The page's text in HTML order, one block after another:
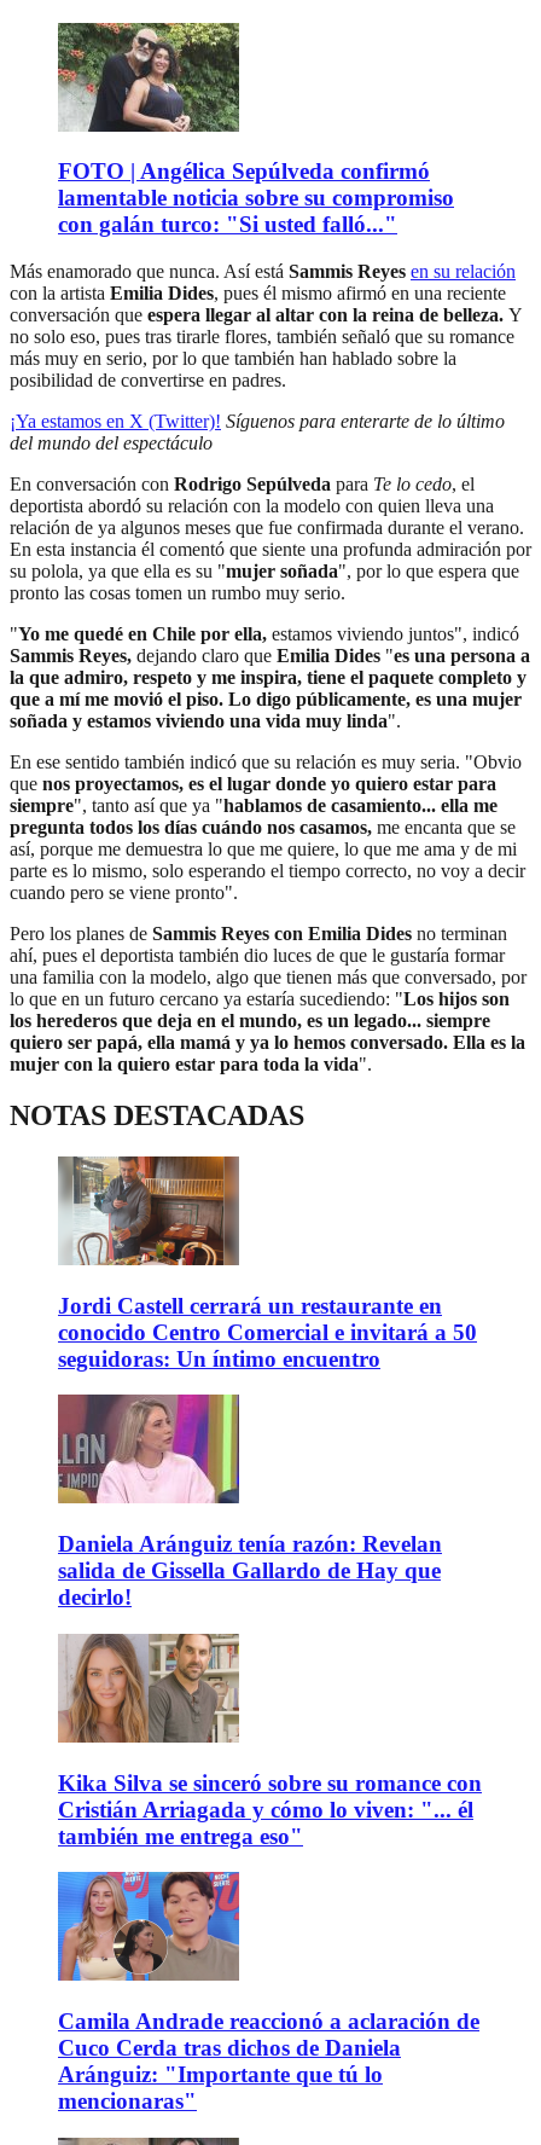
FOTO | Angélica Sepúlveda confirmó
lamentable noticia sobre su compromiso
con galán turco: "Si usted falló..."
Más enamorado que nunca. Así está Sammis Reyes en su relación
con la artista Emilia Dides, pues él mismo afirmó en una reciente
conversación que espera llegar al altar con la reina de belleza. Y
no solo eso, pues tras tirarle flores, también señaló que su romance
más muy en serio, por lo que también han hablado sobre la
posibilidad de convertirse en padres.
¡Ya estamos en X (Twitter)! Síguenos para enterarte de lo último
del mundo del espectáculo
En conversación con Rodrigo Sepúlveda para Te lo cedo, el
deportista abordó su relación con la modelo con quien lleva una
relación de ya algunos meses que fue confirmada durante el verano.
En esta instancia él comentó que siente una profunda admiración por
su polola, ya que ella es su "mujer soñada", por lo que espera que
pronto las cosas tomen un rumbo muy serio.
"Yo me quedé en Chile por ella, estamos viviendo juntos", indicó
Sammis Reyes, dejando claro que Emilia Dides "es una persona a
la que admiro, respeto y me inspira, tiene el paquete completo y
que a mí me movió el piso. Lo digo públicamente, es una mujer
soñada y estamos viviendo una vida muy linda".
En ese sentido también indicó que su relación es muy seria. "Obvio
que nos proyectamos, es el lugar donde yo quiero estar para
siempre", tanto así que ya "hablamos de casamiento... ella me
pregunta todos los días cuándo nos casamos, me encanta que se
así, porque me demuestra lo que me quiere, lo que me ama y de mi
parte es lo mismo, solo esperando el tiempo correcto, no voy a decir
cuando pero se viene pronto".
Pero los planes de Sammis Reyes con Emilia Dides no terminan
ahí, pues el deportista también dio luces de que le gustaría formar
una familia con la modelo, algo que tienen más que conversado, por
lo que en un futuro cercano ya estaría sucediendo: "Los hijos son
los herederos que deja en el mundo, es un legado... siempre
quiero ser papá, ella mamá y ya lo hemos conversado. Ella es la
mujer con la quiero estar para toda la vida".
NOTAS DESTACADAS
Jordi Castell cerrará un restaurante en
conocido Centro Comercial e invitará a 50
seguidoras: Un íntimo encuentro
Daniela Aránguiz tenía razón: Revelan
salida de Gissella Gallardo de Hay que
decirlo!
Kika Silva se sinceró sobre su romance con
Cristián Arriagada y cómo lo viven: "... él
también me entrega eso"
Camila Andrade reaccionó a aclaración de
Cuco Cerda tras dichos de Daniela
Aránguiz: "Importante que tú lo
mencionaras"